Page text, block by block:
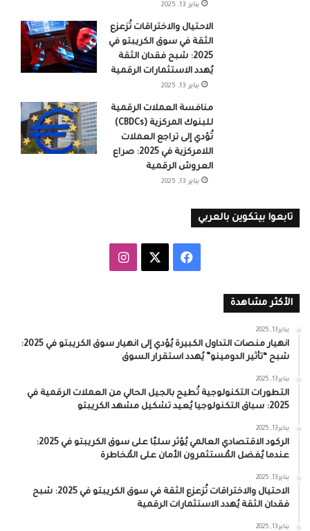
يناير 13, 2025
الاحتيال والاختراقات تُزعزع
الثقة في سوق الكريبتو في
2025: شبح فقدان الثقة
يُهدد الاستثمارات الرقمية
يناير 13, 2025
منافسة العملات الرقمية
للبنوك المركزية (CBDCs)
تُؤدي إلى تراجع العملات
اللامركزية في 2025: صراع
العروش الرقمية
يناير 13, 2025
تابعوا بيتكوين بالعربي
فيسبوك انستقرام
الأكثر مشاهدة
يناير 13, 2025
انهيار منصات التداول الكبيرة يُؤدي إلى انهيار سوق الكريبتو في 2025:
شبح “تأثير الدومينو” يُهدد استقرار السوق
يناير 13, 2025
التطورات التكنولوجية تُطيح بالجيل الحالي من العملات الرقمية في
2025: سباق التكنولوجيا يُعيد تشكيل مشهد الكريبتو
يناير 13, 2025
الركود الاقتصادي العالمي يُؤثر سلبًا على سوق الكريبتو في 2025:
عندما يُفضل المُستثمرون الأمان على المُخاطرة
يناير 13, 2025
الاحتيال والاختراقات تُزعزع الثقة في سوق الكريبتو في 2025: شبح
فقدان الثقة يُهدد الاستثمارات الرقمية
يناير 13, 2025